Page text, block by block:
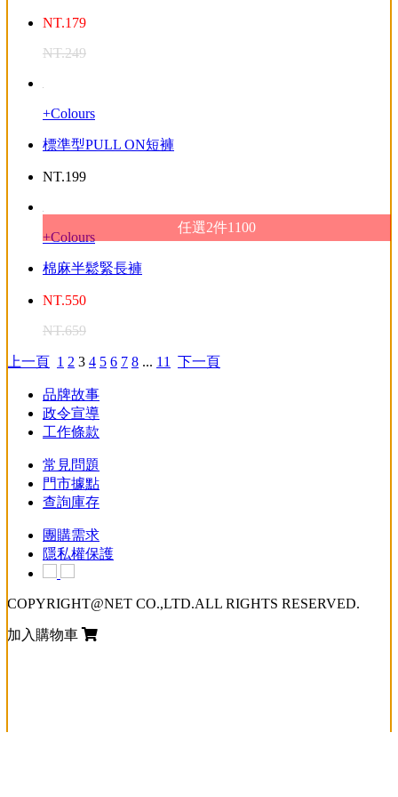
NT.179
NT.249
+Colours
標準型PULL ON短褲
NT.199
+Colours
任選2件1100
棉麻半鬆緊長褲
NT.550
NT.659
上一頁 1 2 3 4 5 6 7 8 ... 11 下一頁
品牌故事
政令宣導
工作條款
常見問題
門市據點
查詢庫存
團購需求
隱私權保護
COPYRIGHT@NET CO.,LTD.ALL RIGHTS RESERVED.
加入購物車